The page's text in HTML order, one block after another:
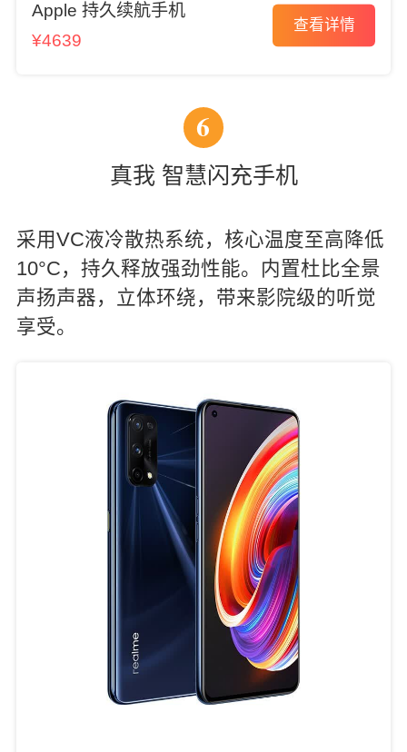
Apple 持久续航手机
¥4639
查看详情
6
真我 智慧闪充手机
采用VC液冷散热系统，核心温度至高降低
10°C，持久释放强劲性能。内置杜比全景
声扬声器，立体环绕，带来影院级的听觉
享受。